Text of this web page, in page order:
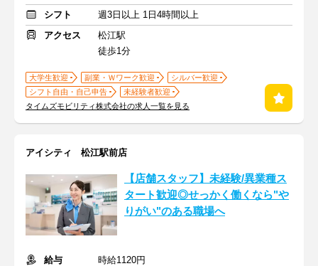
シフト
週3日以上 1日4時間以上
アクセス
松江駅
徒歩1分
大学生歓迎 副業・Ｗワーク歓迎
シルバー歓迎
シフト自由・自己申告
未経験者歓迎
タイムズモビリティ株式会社の求人一覧を見る
アイシティ 松江駅前店
【店舗スタッフ】未経験/異業種ス
タート歓迎◎せっかく働くなら"や
りがい"のある職場へ
給与 時給1120円